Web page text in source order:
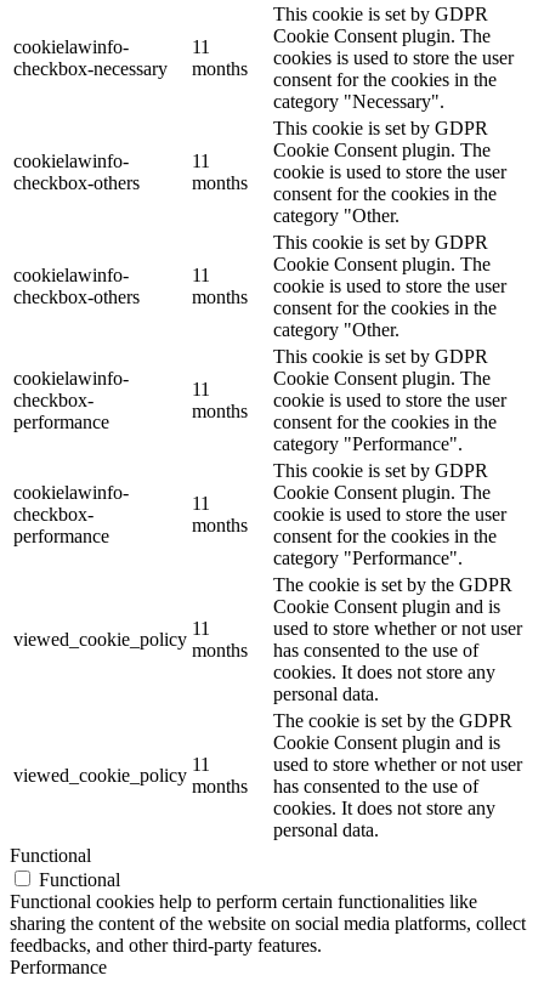
cookielawinfo-
checkbox-necessary
11
months
This cookie is set by GDPR
Cookie Consent plugin. The
cookies is used to store the user
consent for the cookies in the
category "Necessary".
cookielawinfo-
checkbox-others
11
months
This cookie is set by GDPR
Cookie Consent plugin. The
cookie is used to store the user
consent for the cookies in the
category "Other.
cookielawinfo-
checkbox-others
11
months
This cookie is set by GDPR
Cookie Consent plugin. The
cookie is used to store the user
consent for the cookies in the
category "Other.
cookielawinfo-
checkbox-
performance
11
months
This cookie is set by GDPR
Cookie Consent plugin. The
cookie is used to store the user
consent for the cookies in the
category "Performance".
cookielawinfo-
checkbox-
performance
11
months
This cookie is set by GDPR
Cookie Consent plugin. The
cookie is used to store the user
consent for the cookies in the
category "Performance".
viewed_cookie_policy
11
months
The cookie is set by the GDPR
Cookie Consent plugin and is
used to store whether or not user
has consented to the use of
cookies. It does not store any
personal data.
viewed_cookie_policy
11
months
The cookie is set by the GDPR
Cookie Consent plugin and is
used to store whether or not user
has consented to the use of
cookies. It does not store any
personal data.
Functional
Functional
Functional cookies help to perform certain functionalities like
sharing the content of the website on social media platforms, collect
feedbacks, and other third-party features.
Performance